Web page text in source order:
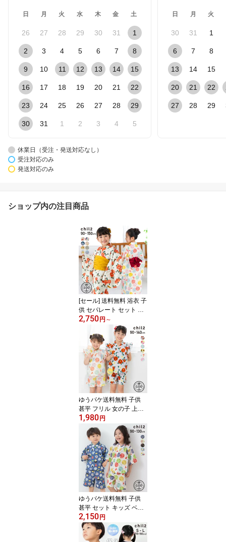
日 月 火 水 木 金 土
26 27 28 29 30 31 1
2 3 4 5 6 7 8
9 10 11 12 13 14 15
16 17 18 19 20 21 22
23 24 25 26 27 28 29
30 31 1 2 3 4 5
日 月 火
30 31 1
6 7 8
13 14 15
20 21 22
27 28 29
休業日（受注・発送対応なし）
受注対応のみ
発送対応のみ
ショップ内の注目商品
[セール] 送料無料 浴衣 子
供 セパレート セット 女
の子 ワンピース サンド
レス キッズ ベビー 2Way
3点セット キャミワンピ
兵児帯 綿100％ 和柄 花
柄 古典 簡単 着付け 夏服
90 100 110 120 130 140
150cm
2,750 円 ～
ゆうパケ送料無料 子供
甚平 フリル 女の子 上下
セット キッズ ベビー服
浴衣 綿100％ 和柄 花柄 c
hil2 チルツー 夏服 リン
クコーデ 90 100 110 12
0 130 140cm [M便 1/1]
1,980 円
ゆうパケ送料無料 子供
甚平 セット キッズ ベビ
ー服 上下セット 浴衣 男
の子 綿100％ 柄バリ 総
柄 おしゃれ 和柄 おにぎ
2,150 円